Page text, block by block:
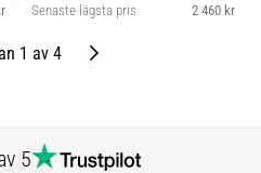
Senaste lägsta pris 2 460 kr
1 av 4 Nästa
5